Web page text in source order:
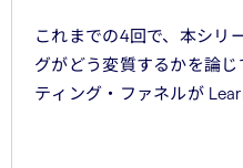
これまでの4回で、本シリ
グがどう変質するかを論
ティング・ファネルが